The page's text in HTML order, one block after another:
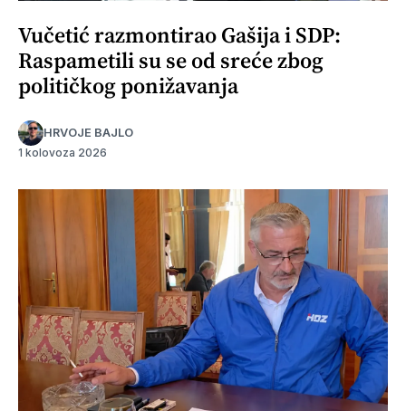
Vučetić razmontirao Gašija i SDP:
Raspametili su se od sreće zbog
političkog ponižavanja
HRVOJE BAJLO
1 kolovoza 2026